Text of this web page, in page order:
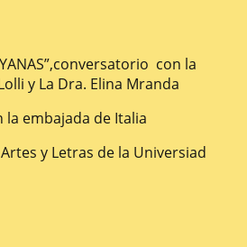
con la
y La Dra. Elina Mranda
la embajada de Italia
y Letras de la Universiad